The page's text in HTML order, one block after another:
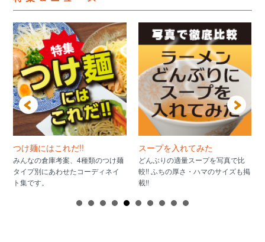
つけ麺にはこれだ!!
みんなの倉庫考案、4種類のつけ麺
タイプ別にあわせたコーディネイ
ト集です。
スープを入れてみた
どんぶりの適量スープを写真で比
較!! ふちの厚さ・ハマのサイズも掲
載!!